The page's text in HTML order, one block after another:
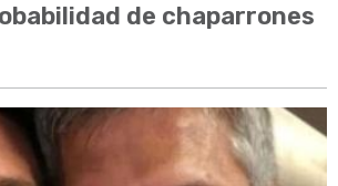
de chaparrones